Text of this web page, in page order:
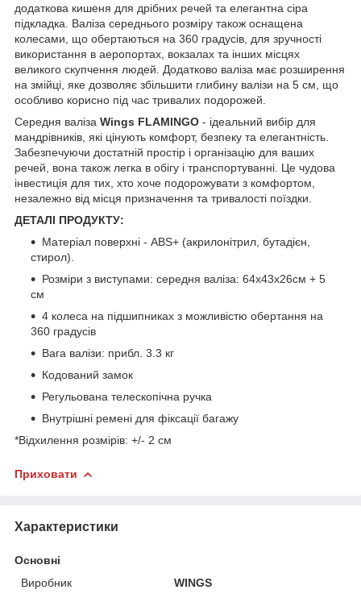
додаткова кишеня для дрібних речей та елегантна сіра
підкладка. Валіза середнього розміру також оснащена
колесами, що обертаються на 360 градусів, для зручності
використання в аеропортах, вокзалах та інших місцях
великого скупчення людей. Додатково валіза має розширення
на змійці, яке дозволяє збільшити глибину валізи на 5 см, що
особливо корисно під час тривалих подорожей.
Середня валіза Wings FLAMINGO - ідеальний вибір для
мандрівників, які цінують комфорт, безпеку та елегантність.
Забезпечуючи достатній простір і організацію для ваших
речей, вона також легка в обігу і транспортуванні. Це чудова
інвестиція для тих, хто хоче подорожувати з комфортом,
незалежно від місця призначення та тривалості поїздки.
ДЕТАЛІ ПРОДУКТУ:
Матеріал поверхні - ABS+ (акрилонітрил, бутадієн,
стирол).
Розміри з виступами: середня валіза: 64x43x26см + 5
см
4 колеса на підшипниках з можливістю обертання на
360 градусів
Вага валізи: прибл. 3.3 кг
Кодований замок
Регульована телескопічна ручка
Внутрішні ремені для фіксації багажу
*Відхилення розмірів: +/- 2 см
Приховати
Характеристики
Основні
Виробник
WINGS